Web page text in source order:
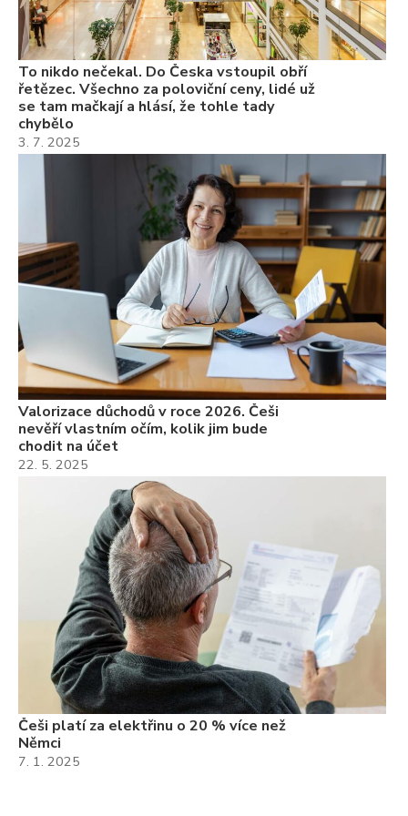
To nikdo nečekal. Do Česka vstoupil obří
řetězec. Všechno za poloviční ceny, lidé už
se tam mačkají a hlásí, že tohle tady
chybělo
3. 7. 2025
Valorizace důchodů v roce 2026. Češi
nevěří vlastním očím, kolik jim bude
chodit na účet
22. 5. 2025
Češi platí za elektřinu o 20 % více než
Němci
7. 1. 2025